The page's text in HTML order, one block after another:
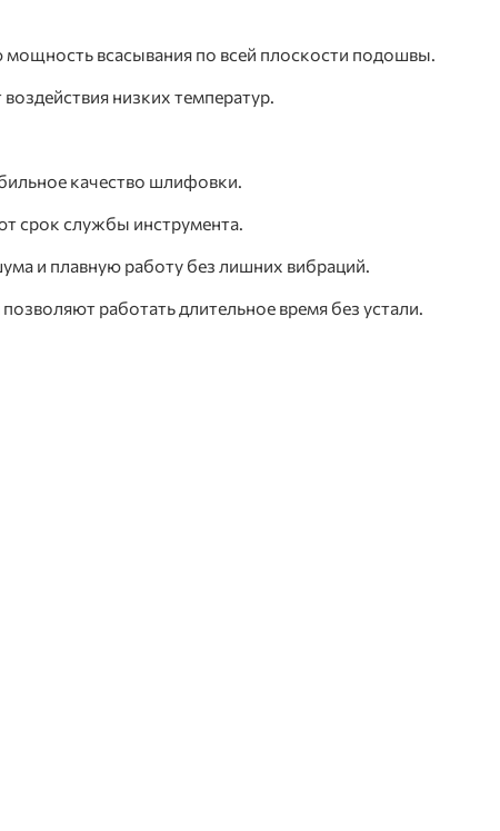
всасывания по всей плоскости подошвы.
низких температур.
качество шлифовки.
срок службы инструмента.
и плавную работу без лишних вибраций.
работать длительное время без устали.